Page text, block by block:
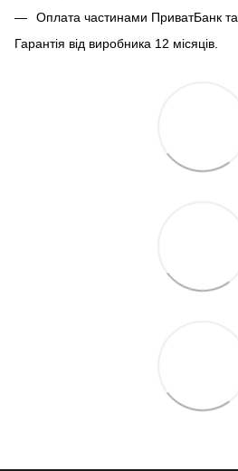
Оплата частинами ПриватБанк
Гарантія від виробника 12 місяців.